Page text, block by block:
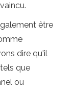
être
dire qu'il
que
ou